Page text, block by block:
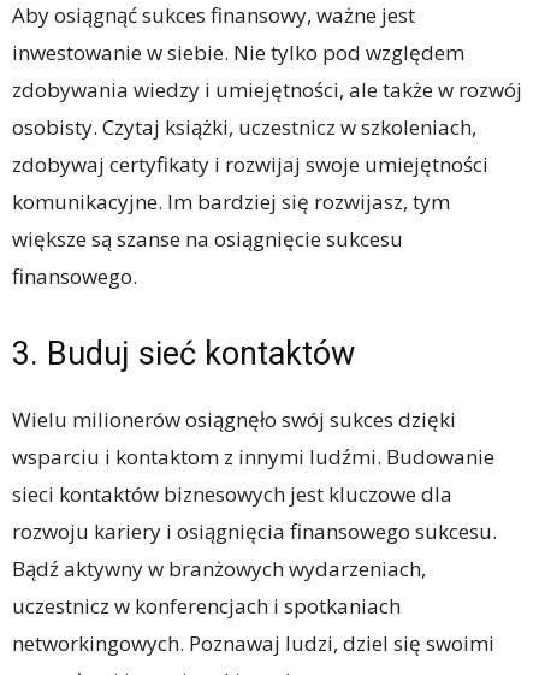
Aby osiągnąć sukces finansowy, ważne jest
inwestowanie w siebie. Nie tylko pod względem
zdobywania wiedzy i umiejętności, ale także w rozwój
osobisty. Czytaj książki, uczestnicz w szkoleniach,
zdobywaj certyfikaty i rozwijaj swoje umiejętności
komunikacyjne. Im bardziej się rozwijasz, tym
większe są szanse na osiągnięcie sukcesu
finansowego.
3. Buduj sieć kontaktów
Wielu milionerów osiągnęło swój sukces dzięki
wsparciu i kontaktom z innymi ludźmi. Budowanie
sieci kontaktów biznesowych jest kluczowe dla
rozwoju kariery i osiągnięcia finansowego sukcesu.
Bądź aktywny w branżowych wydarzeniach,
uczestnicz w konferencjach i spotkaniach
networkingowych. Poznawaj ludzi, dziel się swoimi